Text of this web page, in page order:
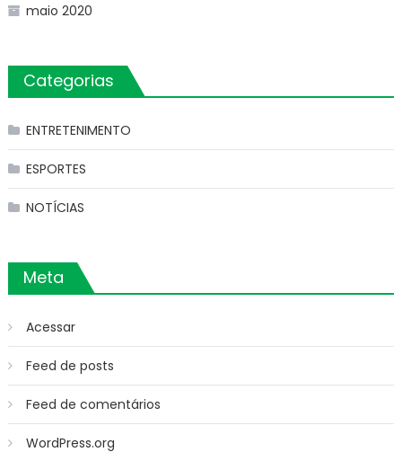
maio 2020
Categorias
ENTRETENIMENTO
ESPORTES
NOTÍCIAS
Meta
Acessar
Feed de posts
Feed de comentários
WordPress.org